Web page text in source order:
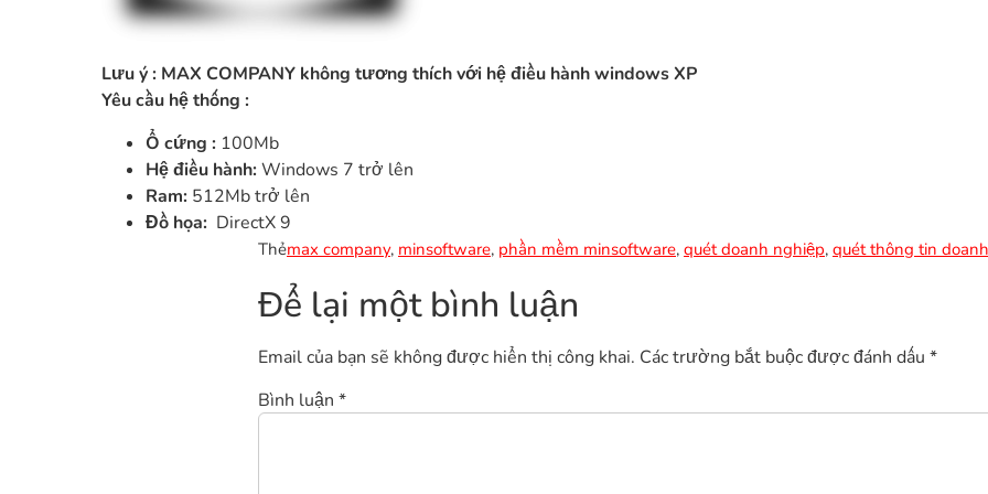
Lưu ý : MAX COMPANY không tương thích với hệ điều hành windows XP
Yêu cầu hệ thống :
Ổ cứng : 100Mb
Hệ điều hành:Windows 7 trở lên
Ram: 512Mb trở lên
Đồ họa: DirectX 9
Thẻmax company, minsoftware, phần mềm minsoftware, quét doanh nghiệp, quét thông tin
Để lại một bình luận
Email của bạn sẽ không được hiển thị công khai. Các trường bắt buộc được đánh dấu *
Bình luận *